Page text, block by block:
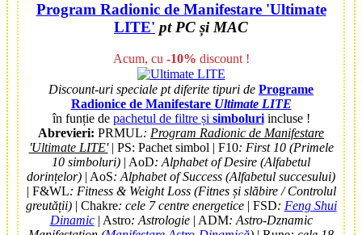
Program Radionic de Manifestare 'Ultimate
LITE' pt PC și MAC
Acum, cu -10% discount !
Discount-uri speciale pt diferite tipuri de Programe
Radionice de Manifestare Ultimate LITE
în funție de pachetul de filtre și simboluriincluse !
Abrevieri: PRMUL: Program Radionic de Manifestare
'Ultimate LITE'| PS: Pachet simbol | F10: First 10 (Primele
10 simboluri) | AoD: Alphabet of Desire (Alfabetul
dorințelor) | AoS: Alphabet of Success (Alfabetul succesului)
| F&WL: Fitness & Weight Loss (Fitnes și slăbire / Controlul
greutății) | Chakre: cele 7 centre energetice | FSD: Feng Shui
Dinamic| Astro: Astrologie| ADM: Astro-Dznamic